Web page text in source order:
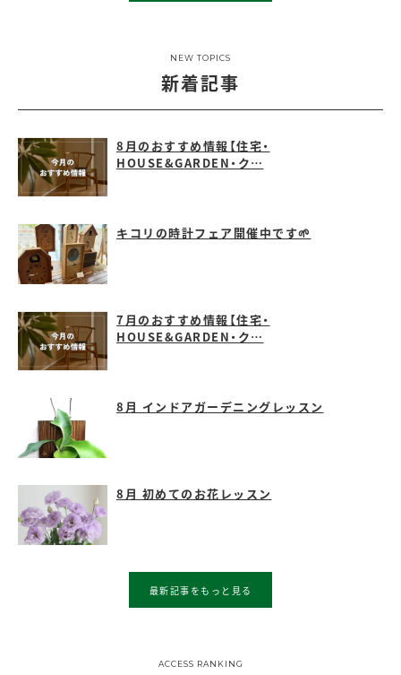
NEW TOPICS
新着記事
8月のおすすめ情報【住宅・
HOUSE&GARDEN・ク…
キコリの時計フェア開催中です🌱
7月のおすすめ情報【住宅・
HOUSE&GARDEN・ク…
8月 インドアガーデニングレッスン
8月 初めてのお花レッスン
最新記事をもっと見る
ACCESS RANKING